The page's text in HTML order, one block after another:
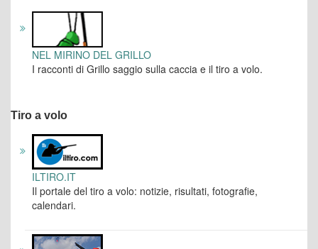
NEL MIRINO DEL GRILLO
I racconti di Grillo saggio sulla caccia e il tiro a volo.
Tiro a volo
ILTIRO.IT
Il portale del tiro a volo: notizie, risultati, fotografie,
calendari.